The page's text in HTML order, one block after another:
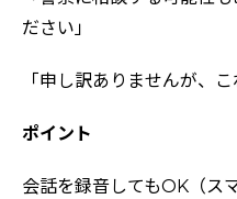
ださい」
「申し訳ありませんが、
ポイント
会話を録音してもOK（ス